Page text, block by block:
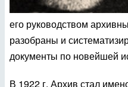
его руководством
разобраны и
документы по новейшей
В 1922 г. Архив стал